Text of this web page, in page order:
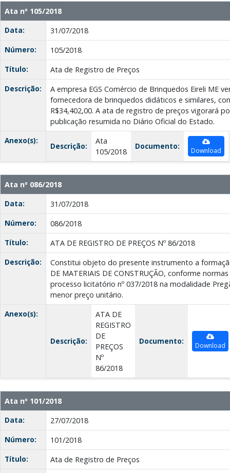
Ata nº 105/2018
Data:
31/07/2018
Número:
105/2018
Título:
Ata de Registro de Preços
Descrição:
A empresa EGS Comércio de Brinquedos Eireli ME
fornecedora de brinquedos didáticos e similares,
R$34,402,00. A ata de registro de preços vigorará
publicação resumida no Diário Oficial do Estado.
Anexo(s):
Descrição:
Ata
105/2018
Documento: Download
Ata nº 086/2018
Data:
31/07/2018
Número:
086/2018
Título:
ATA DE REGISTRO DE PREÇOS Nº 86/2018
Descrição:
Constitui objeto do presente instrumento a formação
DE MATERIAIS DE CONSTRUÇÃO, conforme
processo licitatório nº 037/2018 na modalidade
menor preço unitário.
Anexo(s):
Descrição:
ATA DE
REGISTRO
DE
PREÇOS
Nº
86/2018
Documento: Download
Ata nº 101/2018
Data:
27/07/2018
Número:
101/2018
Título:
Ata de Registro de Preços